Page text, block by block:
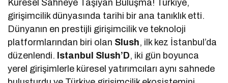
Küresel Sahneye Taşıyan Buluşma! Türkiye,
girişimcilik dünyasında tarihi bir ana tanıklık etti.
Dünyanın en prestijli girişimcilik ve teknoloji
platformlarından biri olan Slush, ilk kez İstanbul’da
düzenlendi. Istanbul Slush’D, iki gün boyunca
yerel girişimlerle küresel yatırımcıları aynı sahnede